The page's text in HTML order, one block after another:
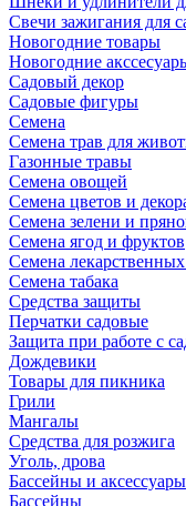
Свечи зажигания для
Новогодние товары
Новогодние
Садовый декор
Садовые фигуры
Семена
Семена трав для
Газонные травы
Семена овощей
Семена цветов и
Семена зелени и
Семена ягод и фруктов
Семена лекарственных
Семена табака
Средства защиты
Перчатки садовые
Защита при работе с
Дождевики
Товары для пикника
Грили
Мангалы
Средства для розжига
Уголь, дрова
Бассейны и аксессуары
Бассейны